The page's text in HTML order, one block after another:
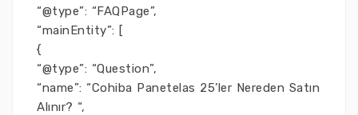
“@type”: “FAQPage”,
“mainEntity”: [
{
“@type”: “Question”,
“name”: “Cohiba Panetelas 25’ler Nereden Satın
Alınır? “,